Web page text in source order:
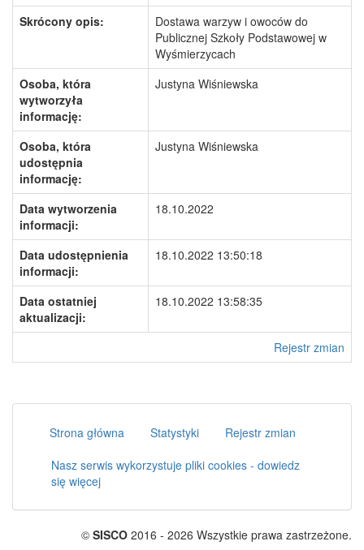
Skrócony opis:
Dostawa warzyw i owoców do
Publicznej Szkoły Podstawowej w
Wyśmierzycach
Osoba, która
wytworzyła
informację:
Justyna Wiśniewska
Osoba, która
udostępnia
informację:
Justyna Wiśniewska
Data wytworzenia
informacji:
18.10.2022
Data udostępnienia
informacji:
18.10.2022 13:50:18
Data ostatniej
aktualizacji:
18.10.2022 13:58:35
Rejestr zmian
Strona główna Statystyki
Rejestr zmian
Nasz serwis wykorzystuje pliki cookies - dowiedz
się więcej
© SISCO 2016 - 2026 Wszystkie prawa zastrzeżone.